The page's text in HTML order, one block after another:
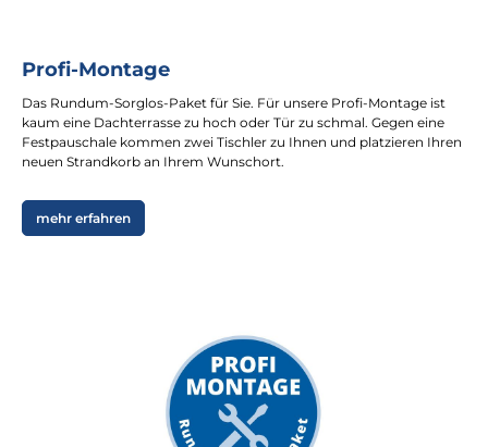
Profi-Montage
Das Rundum-Sorglos-Paket für Sie. Für unsere Profi-Montage ist
kaum eine Dachterrasse zu hoch oder Tür zu schmal. Gegen eine
Festpauschale kommen zwei Tischler zu Ihnen und platzieren Ihren
neuen Strandkorb an Ihrem Wunschort.
mehr erfahren